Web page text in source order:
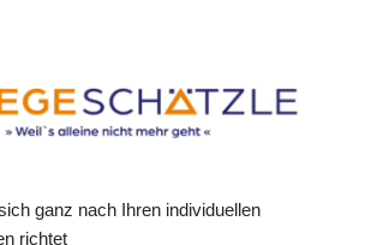
ganz nach Ihren individuellen
richtet